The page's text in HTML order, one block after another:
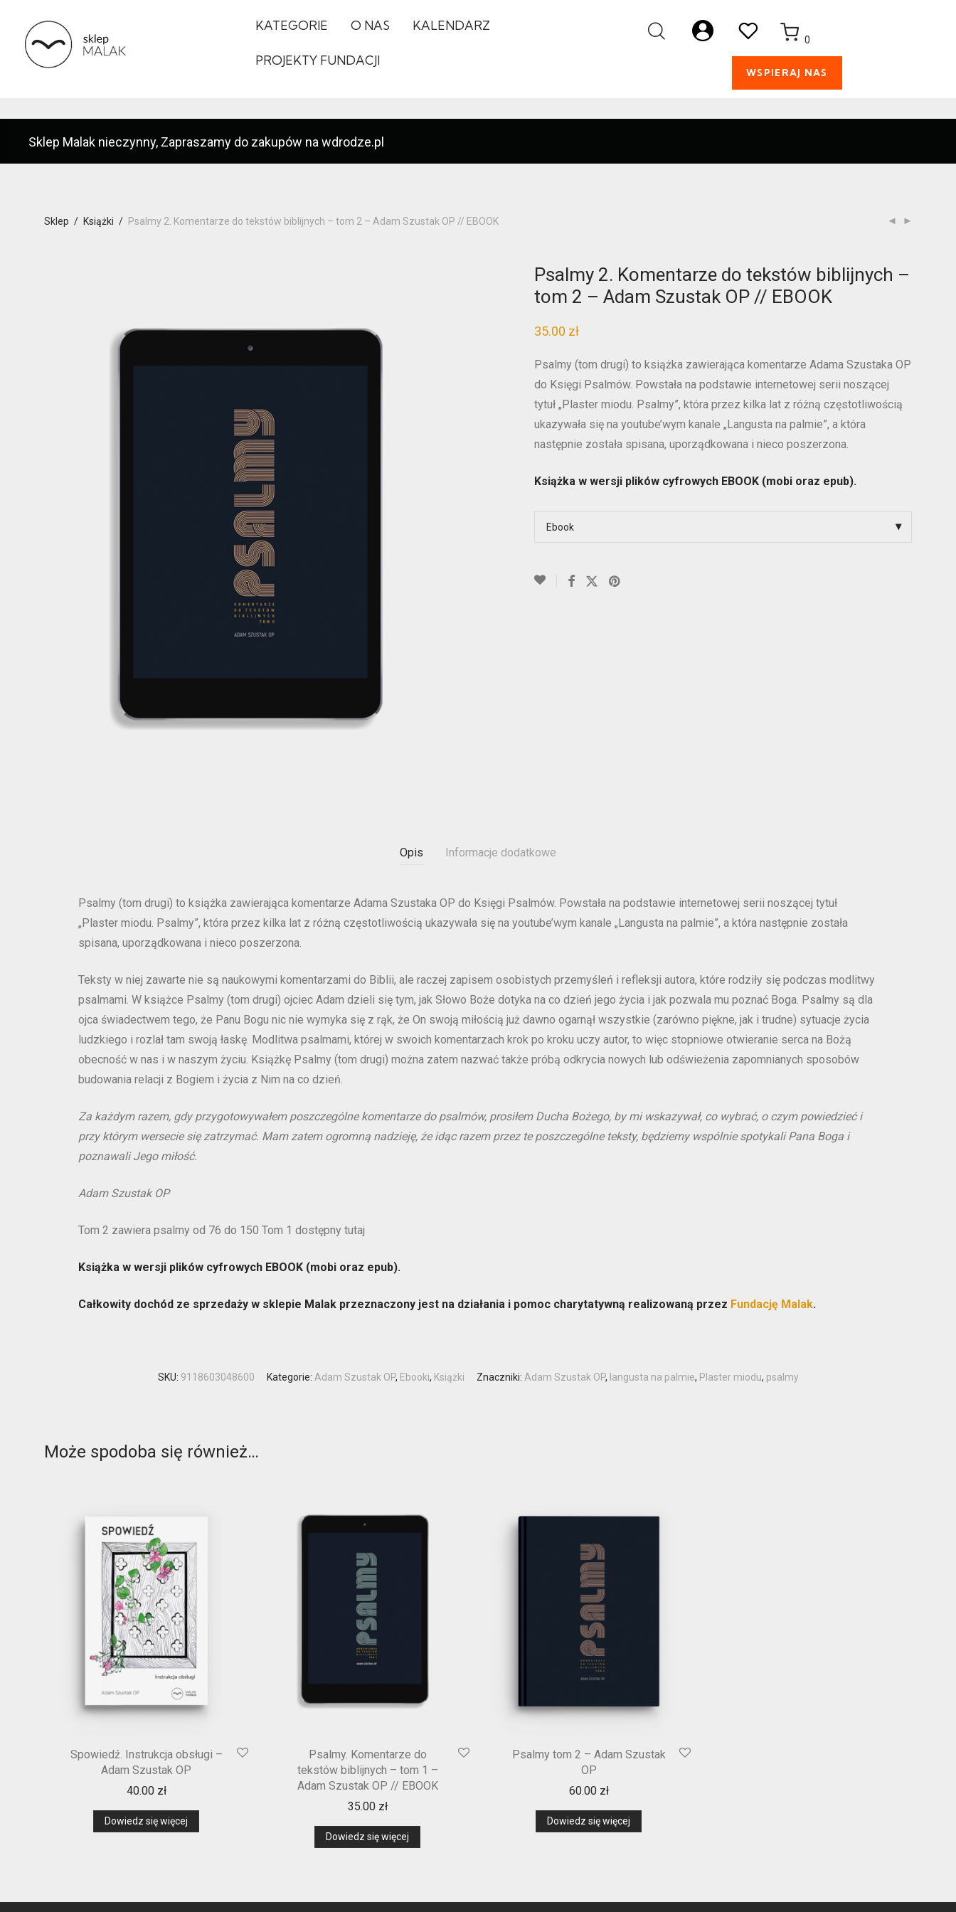
KATEGORIE O NAS KALENDARZ
PROJEKTY FUNDACJI
0
WSPIERAJ NAS
Sklep Malak nieczynny, Zapraszamy do zakupów na wdrodze.pl
Sklep / Książki / Psalmy 2. Komentarze do tekstów biblijnych – tom 2 – Adam Szustak OP // EBOOK
Psalmy 2. Komentarze do tekstów biblijnych –
tom 2 – Adam Szustak OP // EBOOK
35.00 zł
Psalmy (tom drugi) to książka zawierająca komentarze Adama Szustaka OP
do Księgi Psalmów. Powstała na podstawie internetowej serii noszącej
tytuł „Plaster miodu. Psalmy”, która przez kilka lat z różną częstotliwością
ukazywała się na youtube’wym kanale „Langusta na palmie”, a która
następnie została spisana, uporządkowana i nieco poszerzona.
Książka w wersji plików cyfrowych EBOOK (mobi oraz epub).
Ebook
Opis Informacje dodatkowe
Psalmy (tom drugi) to książka zawierająca komentarze Adama Szustaka OP do Księgi Psalmów. Powstała na podstawie internetowej serii noszącej tytuł
„Plaster miodu. Psalmy”, która przez kilka lat z różną częstotliwością ukazywała się na youtube’wym kanale „Langusta na palmie”, a która następnie została
spisana, uporządkowana i nieco poszerzona.
Teksty w niej zawarte nie są naukowymi komentarzami do Biblii, ale raczej zapisem osobistych przemyśleń i refleksji autora, które rodziły się podczas modlitwy
psalmami. W książce Psalmy (tom drugi) ojciec Adam dzieli się tym, jak Słowo Boże dotyka na co dzień jego życia i jak pozwala mu poznać Boga. Psalmy są dla
ojca świadectwem tego, że Panu Bogu nic nie wymyka się z rąk, że On swoją miłością już dawno ogarnął wszystkie (zarówno piękne, jak i trudne) sytuacje życia
ludzkiego i rozlał tam swoją łaskę. Modlitwa psalmami, której w swoich komentarzach krok po kroku uczy autor, to więc stopniowe otwieranie serca na Bożą
obecność w nas i w naszym życiu. Książkę Psalmy (tom drugi) można zatem nazwać także próbą odkrycia nowych lub odświeżenia zapomnianych sposobów
budowania relacji z Bogiem i życia z Nim na co dzień.
Za każdym razem, gdy przygotowywałem poszczególne komentarze do psalmów, prosiłem Ducha Bożego, by mi wskazywał, co wybrać, o czym powiedzieć i
przy którym wersecie się zatrzymać. Mam zatem ogromną nadzieję, że idąc razem przez te poszczególne teksty, będziemy wspólnie spotykali Pana Boga i
poznawali Jego miłość.
Adam Szustak OP
Tom 2 zawiera psalmy od 76 do 150 Tom 1 dostępny tutaj
Książka w wersji plików cyfrowych EBOOK (mobi oraz epub).
Całkowity dochód ze sprzedaży w sklepie Malak przeznaczony jest na działania i pomoc charytatywną realizowaną przez Fundację Malak.
SKU: 9118603048600 Kategorie: Adam Szustak OP, Ebooki, Książki Znaczniki: Adam Szustak OP, langusta na palmie, Plaster miodu, psalmy
Może spodoba się również…
Spowiedź. Instrukcja obsługi –
Adam Szustak OP
40.00 zł
Dowiedz się więcej
Psalmy. Komentarze do
tekstów biblijnych – tom 1 –
Adam Szustak OP // EBOOK
35.00 zł
Dowiedz się więcej
Psalmy tom 2 – Adam Szustak
OP
60.00 zł
Dowiedz się więcej